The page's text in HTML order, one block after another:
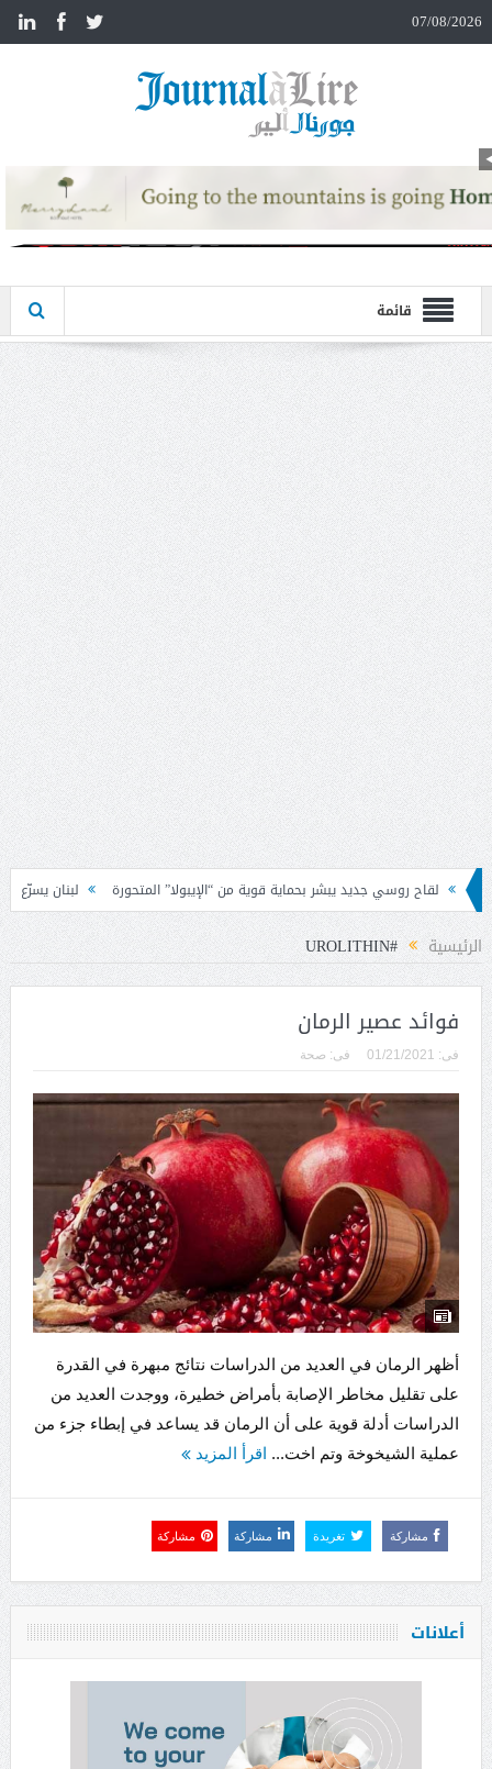
07/08/2026
قائمة
بحماية قوية من “الإيبولا” المتحورة لبنان يسرّع تنفيذ متطلبات «FATF» للخروج من القائمة الرمادية
الرئيسية #UROLITHIN
فوائد عصير الرمان
فى: 01/21/2021 فى: صحة
أظهر الرمان في العديد من الدراسات نتائج مبهرة في القدرة
على تقليل مخاطر الإصابة بأمراض خطيرة، ووجدت العديد من
الدراسات أدلة قوية على أن الرمان قد يساعد في إبطاء جزء من
عملية الشيخوخة وتم اخت... اقرأ المزيد
مشاركة تغريدة مشاركة مشاركة
أعلانات